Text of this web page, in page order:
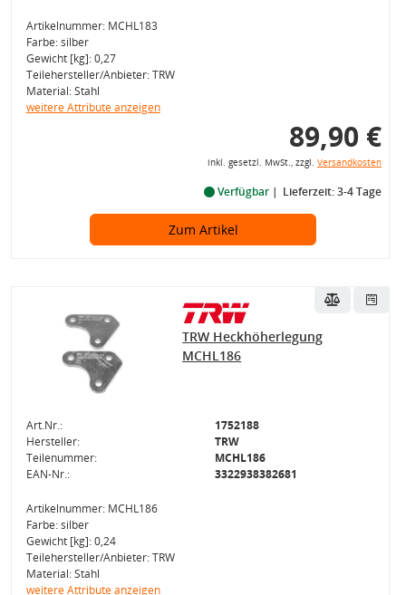
Artikelnummer: MCHL183
Farbe: silber
Gewicht [kg]: 0,27
Teilehersteller/Anbieter: TRW
Material: Stahl
weitere Attribute anzeigen
89,90 €
inkl. gesetzl. MwSt., zzgl. Versandkosten
Verfügbar Lieferzeit: 3-4 Tage
Zum Artikel
TRW Heckhöherlegung
MCHL186
Art.Nr.:
1752188
Hersteller:
TRW
Teilenummer:
MCHL186
EAN-Nr.:
3322938382681
Artikelnummer: MCHL186
Farbe: silber
Gewicht [kg]: 0,24
Teilehersteller/Anbieter: TRW
Material: Stahl
weitere Attribute anzeigen